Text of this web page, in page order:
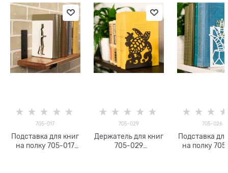
705-017
Подставка для книг
на полку 705-017
705-029
Держатель для книг
705-029
705-026
Подставка
на полку